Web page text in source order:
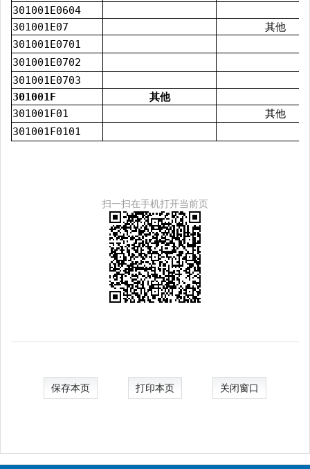
301001E0604
301001E07
其他
301001E0701
301001E0702
301001E0703
301001F
其他
301001F01
其他
301001F0101
扫一扫在手机打开当前页
保存本页 打印本页 关闭窗口